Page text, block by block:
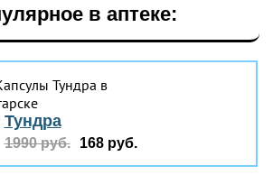
в аптеке:
Тундра
1990 руб. 168 руб.